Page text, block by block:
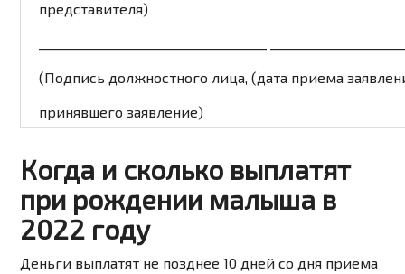
представителя)
(Подпись должностного лица, (дата приема
принявшего заявление)
Когда и сколько выплатят
при рождении малыша в
2022 году
Деньги выплатят не позднее 10 дней со дня приема